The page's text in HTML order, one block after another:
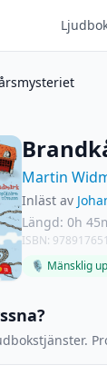
Martin
Inläst av
Längd: 0h
ISBN:
🎙 Mänsklig